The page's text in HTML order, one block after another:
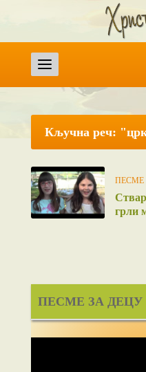
Кључна реч:
ПЕСМЕ
грли
ПЕСМЕ ЗА ДЕЦУ